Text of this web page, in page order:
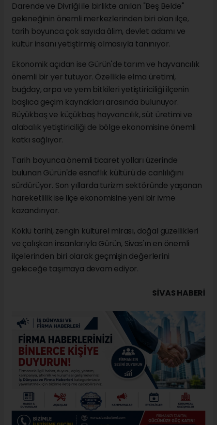
Darende ve Divriği ile birlikte anılan "Beş Belde"
geleneğinin önemli merkezlerinden biri olan ilçe,
tarih boyunca çok sayıda âlim, devlet adamı ve
kültür insanı yetiştirmiş olmasıyla tanınıyor.
Ekonomik açıdan ise Gürün'de tarım ve hayvancılık
önemli bir yer tutuyor. Özellikle elma üretimi,
buğday, arpa ve yem bitkileri yetiştiriciliği ilçenin
başlıca geçim kaynakları arasında bulunuyor.
Büyükbaş ve küçükbaş hayvancılık, süt üretimi ve
alabalık yetiştiriciliği de bölge ekonomisine önemli
katkı sağlıyor.
Tarih boyunca önemli ticaret yolları üzerinde
bulunan Gürün'de esnaflık kültürü de canlılığını
sürdürüyor. Son yıllarda turizm sektöründe yaşanan
hareketlilik ise ilçe ekonomisine yeni bir ivme
kazandırıyor.
Köklü tarihi, zengin kültürel mirası, doğal güzellikleri
ve çalışkan insanlarıyla Gürün, Sivas'ın en önemli
ilçelerinden biri olarak geçmişin değerlerini
geleceğe taşımaya devam ediyor.
SIVAS HABERİ